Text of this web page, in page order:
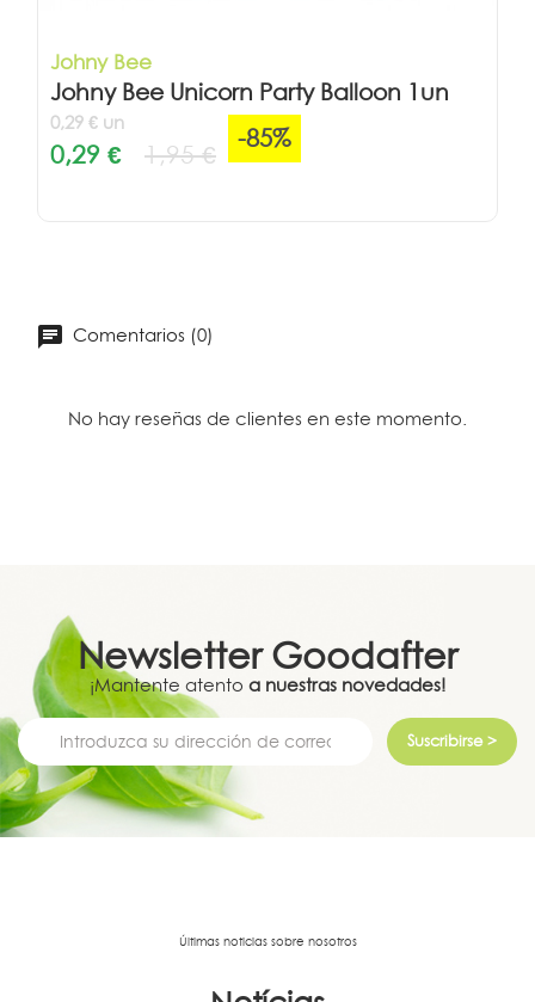
Johny Bee
Johny Bee Unicorn Party Balloon 1un
0,29 € un
0,29 € 1,95 €
-85%
Comentarios (0)
No hay reseñas de clientes en este momento.
Newsletter Goodafter
¡Mantente atento a nuestras novedades!
Suscribirse >
Últimas noticias sobre nosotros